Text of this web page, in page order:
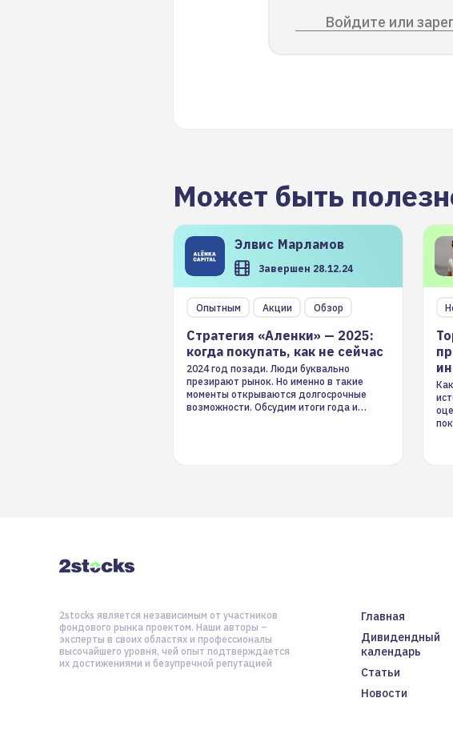
Войдите или
Может быть
Элвис Марламов
Завершен 28.12.24
Опытным Акции Обзор
Стратегия «Аленки» — 2025:
когда покупать, как не сейчас
2024 год позади. Люди буквально
презирают рынок. Но именно в такие
моменты открываются долгосрочные
возможности. Обсудим итоги года и
Главная
Дивидендный
календарь
Статьи
Новости
2stocks является независимым от участников
фондового рынка проектом. Наши авторы –
эксперты в своих областях и профессионалы
высочайшего уровня, чей опыт подтверждается
их достижениями и безупречной репутацией